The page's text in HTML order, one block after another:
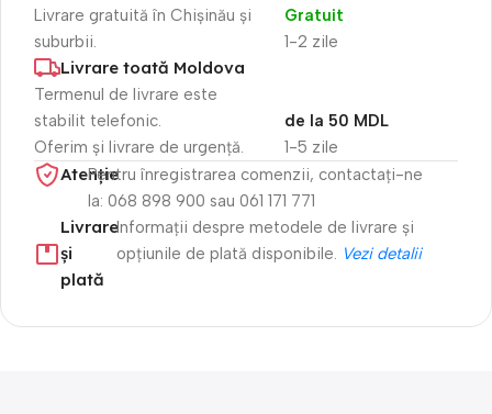
Livrare gratuită în Chișinău și
suburbii.
1-2 zile
Gratuit
Livrare toată Moldova
Termenul de livrare este
stabilit telefonic.
Oferim și livrare de urgență.
1-5 zile
de la 50 MDL
Atenție​Pentru înregistrarea comenzii, contactați-ne
la: 068 898 900 sau 061 171 771
Livrare
și
plată
Informații despre metodele de livrare și
opțiunile de plată disponibile. Vezi detalii